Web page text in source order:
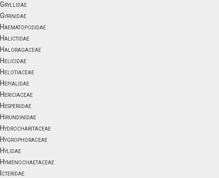
Gryllidae
Gyrinidae
Haematopodidae
Halictidae
Haloragaceae
Helicidae
Helotiaceae
Hepialidae
Hericiaceae
Hesperiidae
Hirundinidae
Hydrocharitaceae
Hygrophoraceae
Hylidae
Hymenochaetaceae
Icteridae